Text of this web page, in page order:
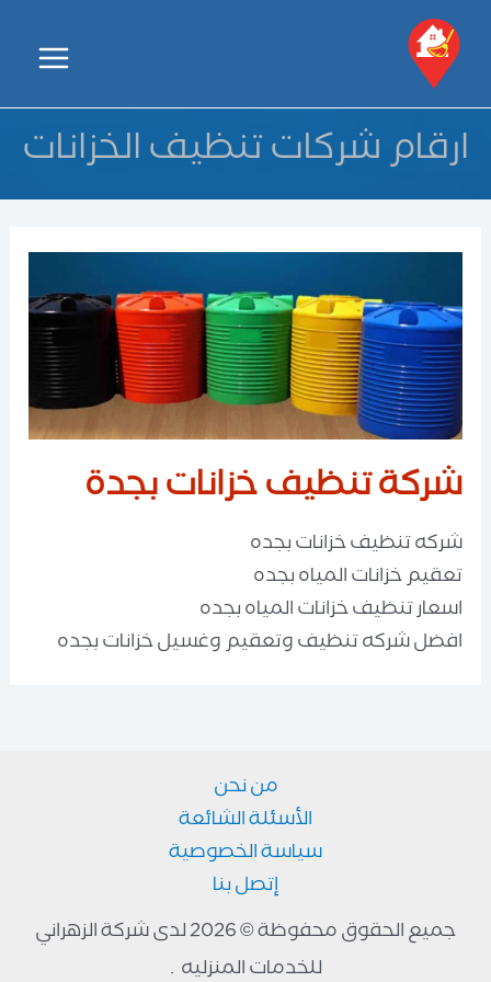
تخطي
المحتوى
Main
Menu
ارقام شركات تنظيف الخزانات
شركة تنظيف خزانات بجدة
شركه تنظيف خزانات بجده
تعقيم خزانات المياه بجده
اسعار تنظيف خزانات المياه بجده
افضل شركه تنظيف وتعقيم وغسيل خزانات بجده
من نحن
الأسئلة الشائعة
سياسة الخصوصية
إتصل بنا
جميع الحقوق محفوظة © 2026 لدى شركة الزهراني
للخدمات المنزليه .